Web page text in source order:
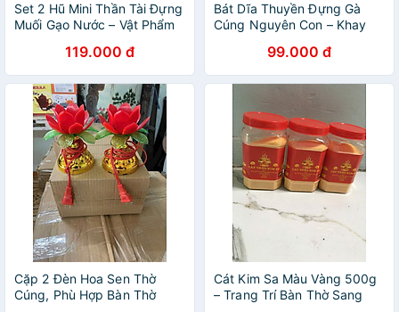
Set 2 Hũ Mini Thần Tài Đựng
Muối Gạo Nước – Vật Phẩm
Thuận Lợi Cho Gia Đạo
119.000 đ
Bát Dĩa Thuyền Đựng Gà
Cúng Nguyên Con – Khay
Gàng, Dễ Sắp Xếp Và Tiện
Dùng
99.000 đ
Cặp 2 Đèn Hoa Sen Thờ
Cúng, Phù Hợp Bàn Thờ
Cát Kim Sa Màu Vàng 500g
– Trang Trí Bàn Thờ Sang